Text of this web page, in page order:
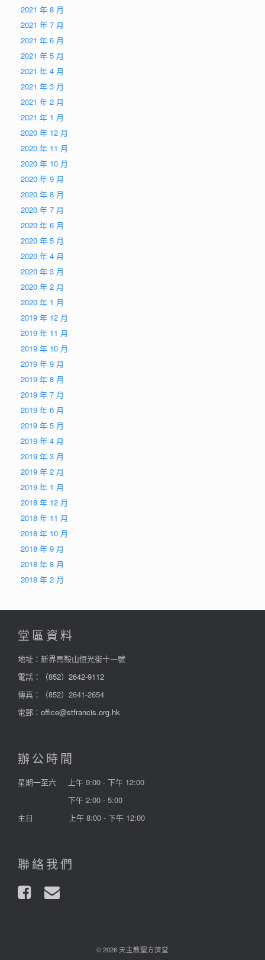
2021 年 8 月
2021 年 7 月
2021 年 6 月
2021 年 5 月
2021 年 4 月
2021 年 3 月
2021 年 2 月
2021 年 1 月
2020 年 12 月
2020 年 11 月
2020 年 10 月
2020 年 9 月
2020 年 8 月
2020 年 7 月
2020 年 6 月
2020 年 5 月
2020 年 4 月
2020 年 3 月
2020 年 2 月
2020 年 1 月
2019 年 12 月
2019 年 11 月
2019 年 10 月
2019 年 9 月
2019 年 8 月
2019 年 7 月
2019 年 6 月
2019 年 5 月
2019 年 4 月
2019 年 3 月
2019 年 2 月
2019 年 1 月
2018 年 12 月
2018 年 11 月
2018 年 10 月
2018 年 9 月
2018 年 8 月
2018 年 2 月
堂區資料
地址：新界馬鞍山恒光街十一號
電話：
（852）2642-9112
傳真：（852）2641-2654
電郵： office@stfrancis.org.hk
辦公時間
星期一至六
上午 9:00 - 下午 12:00
下午 2:00 - 5:00
主日
上午 8:00 - 下午 12:00
聯絡我們
© 2026 天主教聖方濟堂